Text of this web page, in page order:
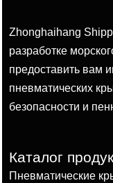
Zhonghaihang
разработке
предоставить вам
пневматических
безопасности и
Каталог
Пневматические